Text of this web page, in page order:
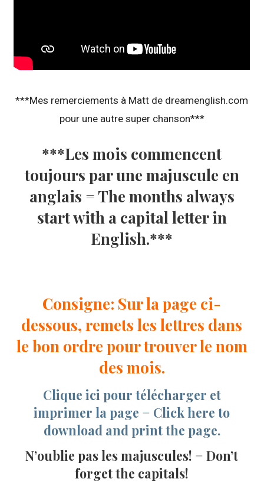
***Mes remerciements à Matt de dreamenglish.com
pour une autre super chanson***
***Les mois commencent
toujours par une majuscule en
anglais = The months always
start with a capital letter in
English.***
Consigne: Sur la page ci-
dessous, remets les lettres dans
le bon ordre pour trouver le nom
des mois.
Clique ici pour télécharger et
imprimer la page = Click here to
download and print the page.
N’oublie pas les majuscules! = Don’t
forget the capitals!